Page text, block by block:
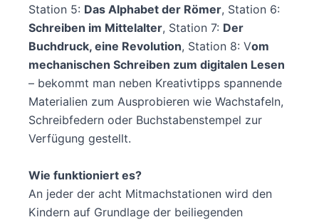
Station 5: Das Alphabet der Römer, Station 6:
Schreiben im Mittelalter, Station 7: Der
Buchdruck, eine Revolution, Station 8: Vom
mechanischen Schreiben zum digitalen Lesen
– bekommt man neben Kreativtipps spannende
Materialien zum Ausprobieren wie Wachstafeln,
Schreibfedern oder Buchstabenstempel zur
Verfügung gestellt.
Wie funktioniert es?
An jeder der acht Mitmachstationen wird den
Kindern auf Grundlage der beiliegenden